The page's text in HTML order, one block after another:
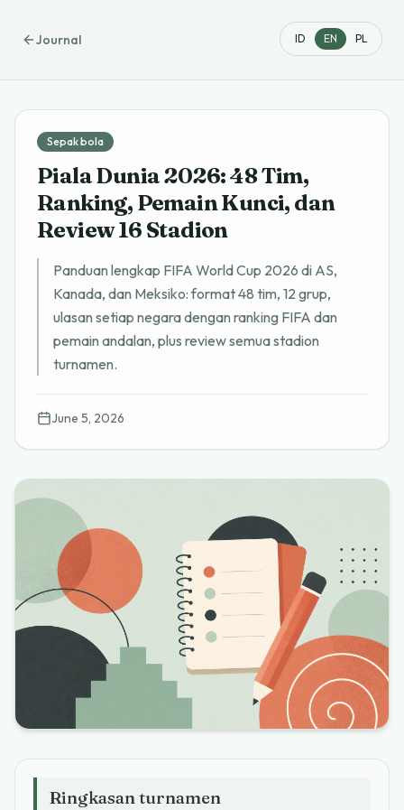
ID EN PL
Journal
Sepak bola
Piala Dunia 2026: 48 Tim,
Ranking, Pemain Kunci, dan
Review 16 Stadion
Panduan lengkap FIFA World Cup 2026 di AS,
Kanada, dan Meksiko: format 48 tim, 12 grup,
ulasan setiap negara dengan ranking FIFA dan
pemain andalan, plus review semua stadion
turnamen.
June 5, 2026
Ringkasan turnamen